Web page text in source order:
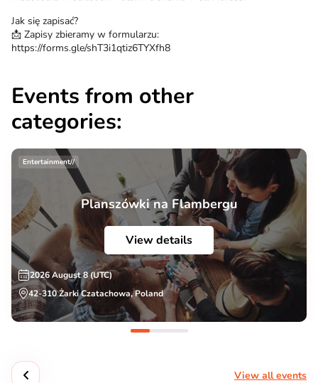
Jak się zapisać?
📩 Zapisy zbieramy w formularzu:
https://forms.gle/shT3i1qtiz6TYXfh8
Events from other
categories:
Entertainment//
Planszówki na Flambergu
View details
2026 August 8 (UTC)
42-310 Żarki Czatachowa, Poland
View all events